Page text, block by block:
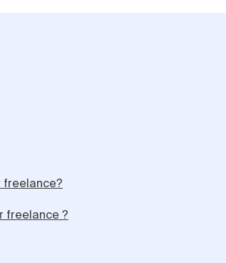
freelance?
freelance ?